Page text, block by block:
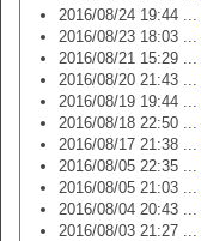
2016/08/24 19:44 ...
2016/08/23 18:03 ...
2016/08/21 15:29 ...
2016/08/20 21:43 ...
2016/08/19 19:44 ...
2016/08/18 22:50 ...
2016/08/17 21:38 ...
2016/08/05 22:35 ...
2016/08/05 21:03 ...
2016/08/04 20:43 ...
2016/08/03 21:27 ...